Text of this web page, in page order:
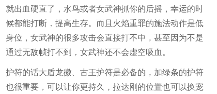
就出血硬直了，水鸟或者女武神抓你的后摇，幸运的时
候都能打断，提高生存。而且火焰重罪的施法动作是低
身位，女武神的很多攻击会直接打不中，甚至因为不是
通过无敌帧打不到，女武神还不会虚空吸血。
护符的话大盾龙徽、古王护符是必备的，加绿条的护符
也很重要，可以让你更持久，拉达刚的位置也可以换宠